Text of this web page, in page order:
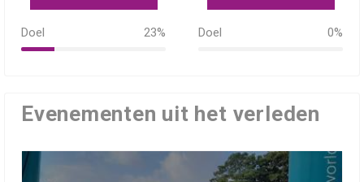
Doel 23%
23%
Doel 0%
Evenementen uit het verleden